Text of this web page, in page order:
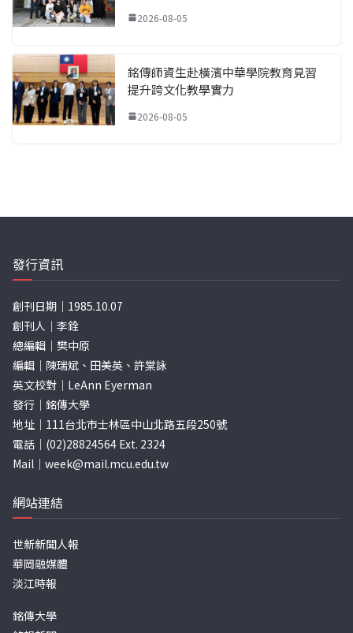
2026-08-05
銘傳師資生赴橫濱中華學院教育見習
提升跨文化教學實力
2026-08-05
發行資訊
創刊日期｜1985.10.07
創刊人｜李銓
總編輯｜樊中原
編輯｜陳瑞斌、田美英、許棠詠
英文校對｜LeAnn Eyerman
發行｜銘傳大學
地址｜111台北市士林區中山北路五段250號
電話｜(02)28824564 Ext. 2324
Mail｜ week@mail.mcu.edu.tw
網站連結
世新新聞人報
華岡融媒體
淡江時報
銘傳大學